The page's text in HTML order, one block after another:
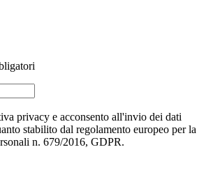
privacy e acconsento all'invio dei dati
stabilito dal regolamento europeo per la
n. 679/2016, GDPR.